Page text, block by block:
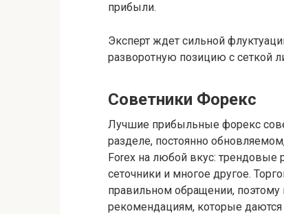
прибыли.
Эксперт ждет сильной
разворотную позицию с сеткой
Советники Форекс
Лучшие прибыльные форекс
разделе, постоянно
Forex на любой вкус: трендовые
сеточники и многое другое.
правильном обращении, поэтому
рекомендациям, которые